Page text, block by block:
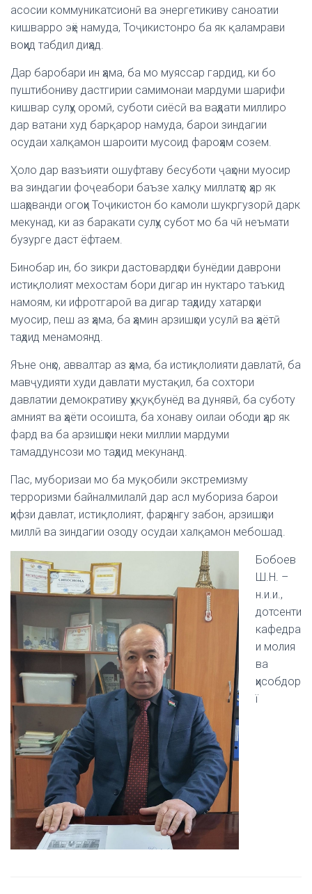
асосии коммуникатсионӣ ва энергетикиву саноатии
кишварро эҳё намуда, Тоҷикистонро ба як қаламрави
воҳид табдил диҳад.
Дар баробари ин ҳама, ба мо муяссар гардид, ки бо
пуштибониву дастгирии самимонаи мардуми шарифи
кишвар сулҳу оромӣ, суботи сиёсӣ ва ваҳдати миллиро
дар ватани худ барқарор намуда, барои зиндагии
осудаи халқамон шароити мусоид фароҳам созем.
Ҳоло дар вазъияти ошуфтаву бесуботи ҷаҳони муосир
ва зиндагии фоҷеабори баъзе халқу миллатҳо ҳар як
шаҳрванди огоҳи Тоҷикистон бо камоли шукргузорӣ дарк
мекунад, ки аз баракати сулҳу субот мо ба чӣ неъмати
бузурге даст ёфтаем.
Бинобар ин, бо зикри дастовардҳои бунёдии даврони
истиқлолият мехостам бори дигар ин нуктаро таъкид
намоям, ки ифротгароӣ ва дигар таҳдиду хатарҳои
муосир, пеш аз ҳама, ба ҳамин арзишҳои усулӣ ва ҳаётӣ
таҳдид менамоянд.
Яъне онҳо, аввалтар аз ҳама, ба истиқлолияти давлатӣ, ба
мавҷудияти худи давлати мустақил, ба сохтори
давлатии демокративу ҳуқуқбунёд ва дунявӣ, ба суботу
амният ва ҳаёти осоишта, ба хонаву оилаи ободи ҳар як
фард ва ба арзишҳои неки миллии мардуми
тамаддунсози мо таҳдид мекунанд.
Пас, муборизаи мо ба муқобили экстремизму
терроризми байналмилалӣ дар асл мубориза барои
ҳифзи давлат, истиқлолият, фарҳангу забон, арзишҳои
миллӣ ва зиндагии озоду осудаи халқамон мебошад.
Бобоев
Ш.Н. –
н.и.и.,
дотсенти
кафедра
и молия
ва
ҳисобдор
ї